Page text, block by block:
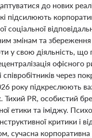
до нових
підсилюють
соціальної
змінам та
у свою діяльність, що
співробітників через
року підкреслюють
Тихий PR, особистий
етики та іміджу.
критики і
сучасна